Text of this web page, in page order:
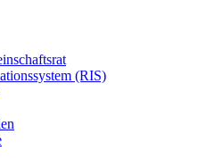
(RIS)